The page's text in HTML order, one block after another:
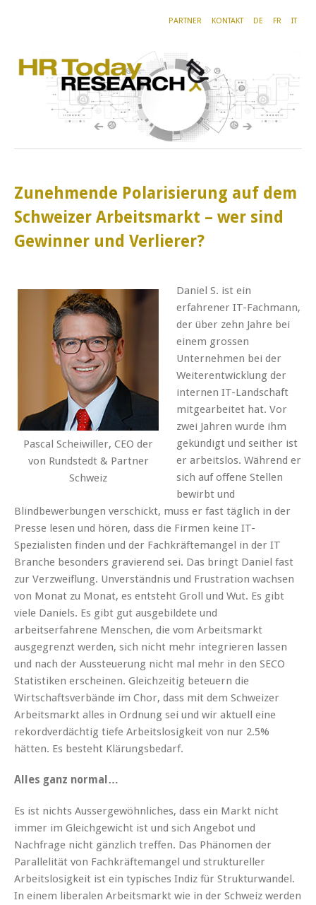
PARTNER KONTAKT DE FR IT
Zunehmende Polarisierung auf dem
Schweizer Arbeitsmarkt – wer sind
Gewinner und Verlierer?
Pascal Scheiwiller, CEO der
von Rundstedt & Partner
Schweiz
Daniel S. ist ein
erfahrener IT-Fachmann,
der über zehn Jahre bei
einem grossen
Unternehmen bei der
Weiterentwicklung der
internen IT-Landschaft
mitgearbeitet hat. Vor
zwei Jahren wurde ihm
gekündigt und seither ist
er arbeitslos. Während er
sich auf offene Stellen
bewirbt und
Blindbewerbungen verschickt, muss er fast täglich in der
Presse lesen und hören, dass die Firmen keine IT-
Spezialisten finden und der Fachkräftemangel in der IT
Branche besonders gravierend sei. Das bringt Daniel fast
zur Verzweiflung. Unverständnis und Frustration wachsen
von Monat zu Monat, es entsteht Groll und Wut. Es gibt
viele Daniels. Es gibt gut ausgebildete und
arbeitserfahrene Menschen, die vom Arbeitsmarkt
ausgegrenzt werden, sich nicht mehr integrieren lassen
und nach der Aussteuerung nicht mal mehr in den SECO
Statistiken erscheinen. Gleichzeitig beteuern die
Wirtschaftsverbände im Chor, dass mit dem Schweizer
Arbeitsmarkt alles in Ordnung sei und wir aktuell eine
rekordverdächtig tiefe Arbeitslosigkeit von nur 2.5%
hätten. Es besteht Klärungsbedarf.
Alles ganz normal…
Es ist nichts Aussergewöhnliches, dass ein Markt nicht
immer im Gleichgewicht ist und sich Angebot und
Nachfrage nicht gänzlich treffen. Das Phänomen der
Parallelität von Fachkräftemangel und struktureller
Arbeitslosigkeit ist ein typisches Indiz für Strukturwandel.
In einem liberalen Arbeitsmarkt wie in der Schweiz werden